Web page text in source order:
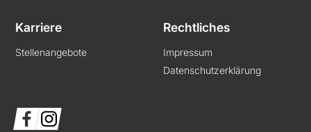
Karriere
Stellenangebote
Rechtliches
Impressum
Datenschutzerklärung